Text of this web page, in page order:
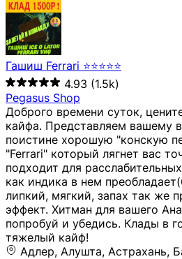
Гашиш Ferrari ⭐⭐⭐⭐⭐
4.93 (1.5k)
Pegasus Shop
Доброго времени суток,
кайфа. Представляем вашему
поистине хорошую "конскую
"Ferrari" который лягнет вас
подходит для
как индика в нем
липкий, мягкий, запах так же
эффект. Хитман для вашего
попробуй и убедись. Клады в
тяжелый кайф!
Адлер, Алушта, Астрахань, Бахчисарай, Волгоград, Волжский, Евпатория, Екатеринбург, Ишимбай, Казань, Керчь, Копейск, Курск, Рыльск, Саки, Салават, Симферополь, Сочи, Старый Крым, Стерлитамак, Судак, Уфа, Феодосия, Хабаровск, Челябинск, Ялта, Джанкой, Новосибирск, Щёлкино, Санкт-Петербург, Мурманск, Сургут, Невинномысск, Черкесск, Усть-Лабинск, Геленджик, Ставрополь, Калуга, Елец, Лебедянь, Данков, Жуковский, Оренбург, Орск (Оренбургская область), Магнитогорск, Пермь, Зеленоград, Солнечногорск, Нижний Новгород, Лысково, Заволжье, Кстово, Балахна (Нижегородская область), Богородск, Бор (Нижегородская область), Саратов, Энгельс, Ижевск, Тюмень, Ростов-на-Дону, Шахты, Новочеркасск, Батайск, Аксай, Люберцы, Истра, Москва, Армавир, Краснодар, Магадан, Самара, Анапа, Славянск-на-Кубани, Чаплыгин, Липецк, Нижний Тагил, Орехово-Зуево, Усть-Джегута, Лянтор, Нефтеюганск, Пыть-Ях, Урень, Ветлуга, Шахунья, Новороссийск, Крымск, Тимашёвск, Тольятти, Воткинск, Звенигород, Руза, Можайск, Белгород, Воронеж, Соликамск, Нытва, Лысьва (Пермский край), Чусовой, Кунгур, Краснокамск, Миасс, Губаха, Тула, Новомосковск, Донской, Омск, Льгов, Мытищи, Королёв, Ивантеевка, Балашиха, Семилуки, Кудымкар, Старый Оскол, Оса (Пермский край), Одинцово (Московская область), Ханты-Мансийск, Лабинск, Темрюк, Курганинск, Белореченск (Краснодарский край), Алупкa, Губкин, Рязань, Калининград, Усть-Илимск, Фрязино, Минеральные Воды, Пятигорск, Кострома, Ярославль, Коркино, Верхняя Пышма, Подольск, Красноярск, Смоленск, Долгопрудный, Чебоксары, Калачинск, Канск, Киров (Кировская область), Вологда, Рославль, Владивосток, Обнинск, Балабаново (Калужская область), Малоярославец, Брянск, Видное, Ярцево, Вязьма, Гагарин, Приволжск, Фурманов, Чайковский, Кинешма, Горячий Ключ, Улан-Удэ, Туймазы, Дюртюли, Альметьевск, Нефтекамск, Хадыженск, Апшеронск, Майкоп, Уссурийск, Ульяновск, Гатчина, Луга (Ленинградская область), Надым, Ногинск, Электросталь, Железнодорожный (Московская область), Бутурлиновка, Кириллов, Краснознаменск (Калиниградская область), Мышкин, Томмот, Холм, Абакан, Абдулино, Агидель, Агрыз, Адыгейск, Азнакаево, Алатырь, Алдан, Алейск, Александров, Александровск, Алексеевка (Белгородская обл.), Алексин, Амурск, Анадырь, Ангарск, Андреаполь, Анжеро-Судженск, Анива, Апатиты, Арамиль, Ардон, Арзамас, Аркадак, Арсеньев, Артём, Артёмовский, Архангельск, Асбест, Асино, Аткарск, Ахтубинск, Аша, Бабаево (Вологодская область), Бавлы (Республика Татарстан), Байкальск, Бакал, Баксан, Балаклава, Балаково (Саратовская область), Балашов (Саратовская область), Балтийск, Барабинск, Барнаул, Барыш (Ульяновская область), Бежецк, Белая Калитва (Ростовская область), Белебей, Белогорск (Крым), Белозерск, Белокуриха, Беломорск, Белоозёрский (Московская область), Белорецк (Республика Башкортостан), Кызыл, Белоярский (Ханты-Мансийский АО), Бердск, Березники (Пермский край), Берёзовский (Кемеровская область), Берёзовский (Свердловская область), Беслан, Бийск, Бикин, Билибино, Биробиджан, Благовещенск (Амурская область), Благовещенск (Башкортостан), Бобров, Богородицк, Боготол, Богучар, Бокситогорск (Ленинградская область), Бологое (Тверская область), Болхов, Большой Камень (Приморский край), Борисоглебск (Воронежская область), Боровичи (Новгородская область), Боровск, Бородино, Братск, Бронницы (Московская область), Бугульма (Республика Татарстан), Бугуруслан (Оренбургская область), Буинск, Буй, Буйнакск, Валдай, Валуйки, Велиж, Великие Луки, Великий Новгород, Великий Устюг, Вельск, Венёв, Верещагино, Верхнеуральск, Верхний Уфалей, Верхняя Салда, Верхняя Тура, Весьегонск, Вилючинск, Вихоревка, Вичуга, Владикавказ, Волгодонск, Волгореченск, Володарск, Волосово, Волчанск, Вольск, Воркута, Ворсма, Всеволожск (Ленинградская область), Вуктыл, Выкса, Высоковск, Высоцк, Вытегра, Вышний Волочёк, Вяземский, Вязники, Вятские Поляны, Нея, Шилка, Гаврилов Посад, Гаврилов-Ям, Гай, Галич, Гдов, Голицыно, Горно-Алтайск, Горнозаводск, Горняк, Городец, Гороховец, Гремячинск, Грозный, Грязи, Грязовец, Губкинский, Гуково, Гулькевичи, Гурьевск (Калининградская область), Гурьевск (Кемеровская область), Гусев, Гусь-Хрустальный, Давлеканово, Далматово, Дальнегорск, Дегтярск, Дедовск, Демидов, Дербент, Десногорск, Дзержинск, Дзержинский (Московская область), Дивногорск, Димитровград, Дмитровск, Дно, Добрянка, Долинск, Домодедово, Донецк (ДНР), Дорогобуж, Дрезна, Дубна, Дудинка, Духовщина, Дятьково, Егорьевск, Елабуга, Елизово, Ельня (Будет изменено название), Емва, Енисейск, Ермолино, Ершов, Ессентуки, Ефремов, Железноводск, Железногорск (Красноярский край), Железногорск (Курская область), Железногорск-Илимский, Жигулёвск, Жиздра, Жирновск, Жуков, Жуковка, Заводоуковск, Заволжск, Задонск, Заинск, Заозёрный, Заозёрск, Западная Двина, Заполярный, Зарайск, Заречный (Пензенская область), Заречный (Свердловская область), Заринск, Звенигово, Зверево, Зеленогорск ( Ленинградская обл. ), Зеленоградск, Зеленодольск, Зеленокумск, Зерноград, Зима, Змеиногорск, Зубцов, Ивангород, Иваново, Ивдель, Избербаш, Изобильный, Иланский, Инза, Инкерман, Инта, Ипатово, Искитим, Йошкар-Ола, Кадников, Калач, Калач-на-Дону, Калининск, Калтан, Калязин, Камбарка, Каменка (Пензенская область), Каменногорск (Ленинградская область), Каменск-Уральский, Каменск-Шахтинский, Камень-на-Оби, Камешково, Камышин, Канаш, Кандалакша, Карабаново, Карабаш, Карачаевск, Каргат, Каргополь, Карпинск, Карталы, Касимов, Касли, Каспийск, Катав-Ивановск, Катайск, Качканар, Кашин, Кашира, Кемерово, Кемь, Кизел, Кизилюрт,